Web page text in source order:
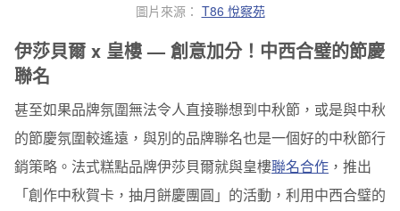
圖片來源： T86 悅察苑
伊莎貝爾 x 皇樓 — 創意加分！中西合璧的節慶
聯名
甚至如果品牌氛圍無法令人直接聯想到中秋節，或是與中秋
的節慶氛圍較遙遠，與別的品牌聯名也是一個好的中秋節行
銷策略。法式糕點品牌伊莎貝爾就與皇樓聯名合作 ，推出
「創作中秋賀卡，抽月餅慶團圓」的活動， 利用中西合璧的